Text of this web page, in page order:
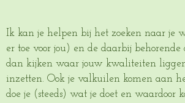
Ik kan je helpen bij het zoeken naar je
er toe voor jou) en de daarbij
dan kijken waar jouw kwaliteiten
inzetten. Ook je valkuilen komen aan
doe je (steeds) wat je doet en waardoor